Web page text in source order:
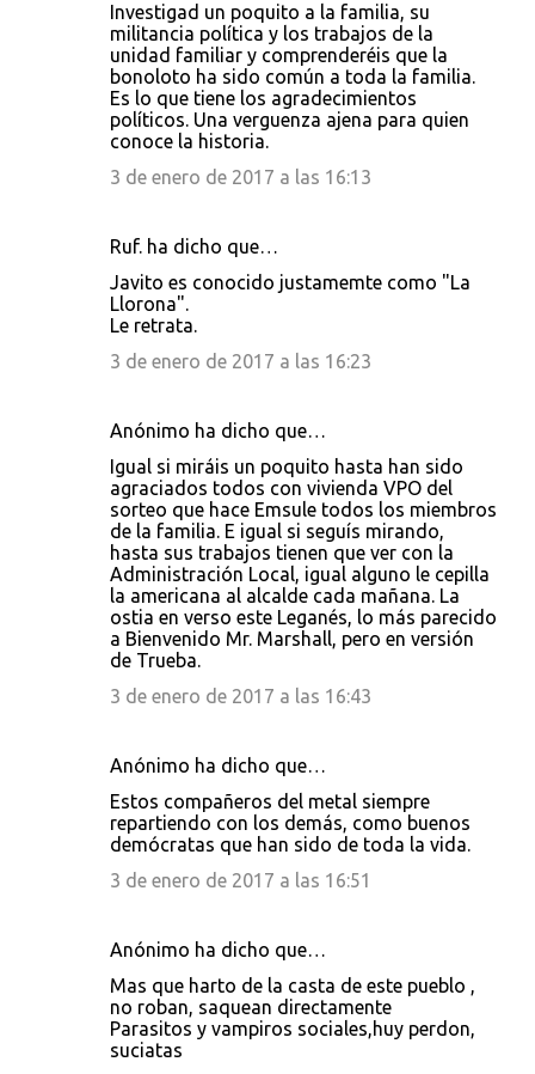
Investigad un poquito a la familia, su
militancia política y los trabajos de la
unidad familiar y comprenderéis que la
bonoloto ha sido común a toda la familia.
Es lo que tiene los agradecimientos
políticos. Una verguenza ajena para quien
conoce la historia.
3 de enero de 2017 a las 16:13
Ruf. ha dicho que…
Javito es conocido justamemte como "La
Llorona".
Le retrata.
3 de enero de 2017 a las 16:23
Anónimo ha dicho que…
Igual si miráis un poquito hasta han sido
agraciados todos con vivienda VPO del
sorteo que hace Emsule todos los miembros
de la familia. E igual si seguís mirando,
hasta sus trabajos tienen que ver con la
Administración Local, igual alguno le cepilla
la americana al alcalde cada mañana. La
ostia en verso este Leganés, lo más parecido
a Bienvenido Mr. Marshall, pero en versión
de Trueba.
3 de enero de 2017 a las 16:43
Anónimo ha dicho que…
Estos compañeros del metal siempre
repartiendo con los demás, como buenos
demócratas que han sido de toda la vida.
3 de enero de 2017 a las 16:51
Anónimo ha dicho que…
Mas que harto de la casta de este pueblo ,
no roban, saquean directamente
Parasitos y vampiros sociales,huy perdon,
suciatas